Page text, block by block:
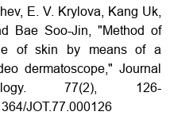
E. V. Krylova, Kang Uk,
Bae Soo-Jin, "Method of
of skin by means of a
dermatoscope," Journal
77(2), 126-
JOT.77.000126